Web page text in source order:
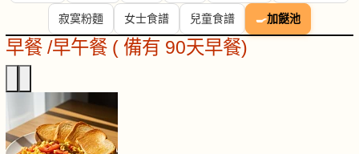
寂寞粉麵 女士食譜 兒童食譜 🍳加餸池
早餐 /早午餐 ( 備有 90天早餐)